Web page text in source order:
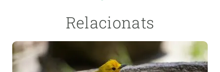
Relacionats